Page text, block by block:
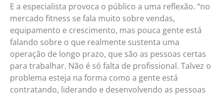
E a especialista provoca o público a uma reflexão. “no
mercado fitness se fala muito sobre vendas,
equipamento e crescimento, mas pouca gente está
falando sobre o que realmente sustenta uma
operação de longo prazo, que são as pessoas certas
para trabalhar. Não é só falta de profissional. Talvez o
problema esteja na forma como a gente está
contratando, liderando e desenvolvendo as pessoas